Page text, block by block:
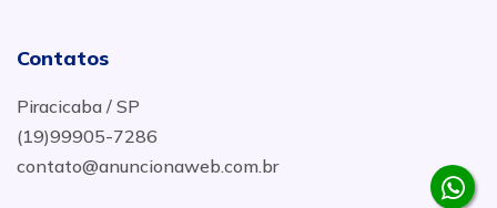
Contatos
Piracicaba / SP
(19)99905-7286
contato@anuncionaweb.com.br